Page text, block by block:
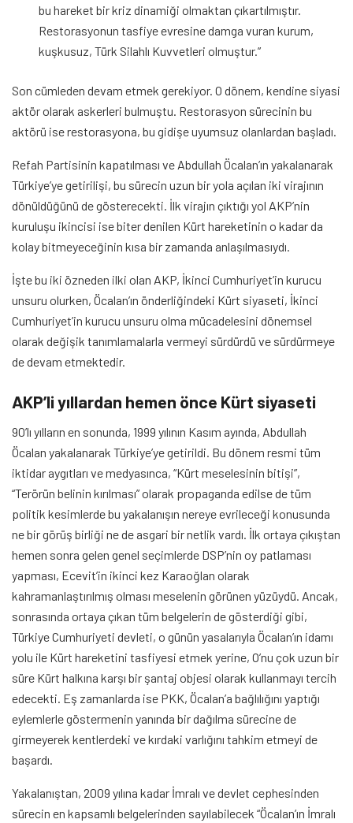
bu hareket bir kriz dinamiği olmaktan çıkartılmıştır.
Restorasyonun tasfiye evresine damga vuran kurum,
kuşkusuz, Türk Silahlı Kuvvetleri olmuştur.”
Son cümleden devam etmek gerekiyor. O dönem, kendine siyasi
aktör olarak askerleri bulmuştu. Restorasyon sürecinin bu
aktörü ise restorasyona, bu gidişe uyumsuz olanlardan başladı.
Refah Partisinin kapatılması ve Abdullah Öcalan’ın yakalanarak
Türkiye’ye getirilişi, bu sürecin uzun bir yola açılan iki virajının
dönüldüğünü de gösterecekti. İlk virajın çıktığı yol AKP’nin
kuruluşu ikincisi ise biter denilen Kürt hareketinin o kadar da
kolay bitmeyeceğinin kısa bir zamanda anlaşılmasıydı.
İşte bu iki özneden ilki olan AKP, İkinci Cumhuriyet’in kurucu
unsuru olurken, Öcalan’ın önderliğindeki Kürt siyaseti, İkinci
Cumhuriyet’in kurucu unsuru olma mücadelesini dönemsel
olarak değişik tanımlamalarla vermeyi sürdürdü ve sürdürmeye
de devam etmektedir.
AKP’li yıllardan hemen önce Kürt siyaseti
90’lı yılların en sonunda, 1999 yılının Kasım ayında, Abdullah
Öcalan yakalanarak Türkiye’ye getirildi. Bu dönem resmi tüm
iktidar aygıtları ve medyasınca, “Kürt meselesinin bitişi”,
“Terörün belinin kırılması” olarak propaganda edilse de tüm
politik kesimlerde bu yakalanışın nereye evrileceği konusunda
ne bir görüş birliği ne de asgari bir netlik vardı. İlk ortaya çıkıştan
hemen sonra gelen genel seçimlerde DSP’nin oy patlaması
yapması, Ecevit’in ikinci kez Karaoğlan olarak
kahramanlaştırılmış olması meselenin görünen yüzüydü. Ancak,
sonrasında ortaya çıkan tüm belgelerin de gösterdiği gibi,
Türkiye Cumhuriyeti devleti, o günün yasalarıyla Öcalan’ın idamı
yolu ile Kürt hareketini tasfiyesi etmek yerine, O’nu çok uzun bir
süre Kürt halkına karşı bir şantaj objesi olarak kullanmayı tercih
edecekti. Eş zamanlarda ise PKK, Öcalan’a bağlılığını yaptığı
eylemlerle göstermenin yanında bir dağılma sürecine de
girmeyerek kentlerdeki ve kırdaki varlığını tahkim etmeyi de
başardı.
Yakalanıştan, 2009 yılına kadar İmralı ve devlet cephesinden
sürecin en kapsamlı belgelerinden sayılabilecek “Öcalan’ın İmralı